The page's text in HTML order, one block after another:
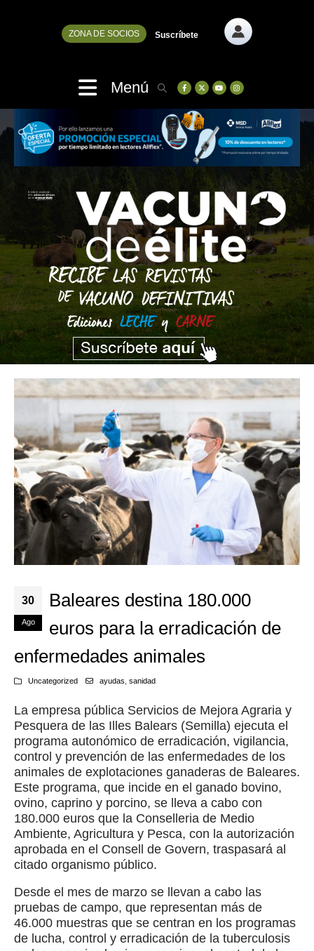
ZONA DE SOCIOS Suscríbete
Menú
30
Ago
Baleares destina 180.000
euros para la erradicación de
enfermedades animales
Uncategorized ayudas sanidad
La empresa pública Servicios de Mejora Agraria y
Pesquera de las Illes Balears (Semilla) ejecuta el
programa autonómico de erradicación, vigilancia,
control y prevención de las enfermedades de los
animales de explotaciones ganaderas de Baleares.
Este programa, que incide en el ganado bovino,
ovino, caprino y porcino, se lleva a cabo con
180.000 euros que la Conselleria de Medio
Ambiente, Agricultura y Pesca, con la autorización
aprobada en el Consell de Govern, traspasará al
citado organismo público.
Desde el mes de marzo se llevan a cabo las
pruebas de campo, que representan más de
46.000 muestras que se centran en los programas
de lucha, control y erradicación de la tuberculosis